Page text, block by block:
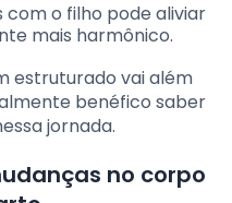
com o filho pode aliviar
mais harmônico.
estruturado vai além
benéfico saber
jornada.
no corpo